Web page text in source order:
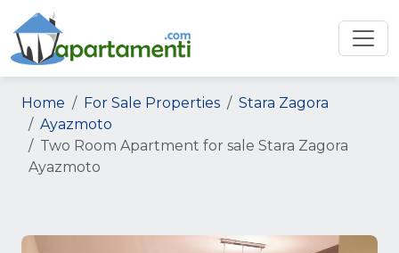
Home For Sale Properties
Stara Zagora
Ayazmoto
Two Room Apartment for sale Stara Zagora
Ayazmoto